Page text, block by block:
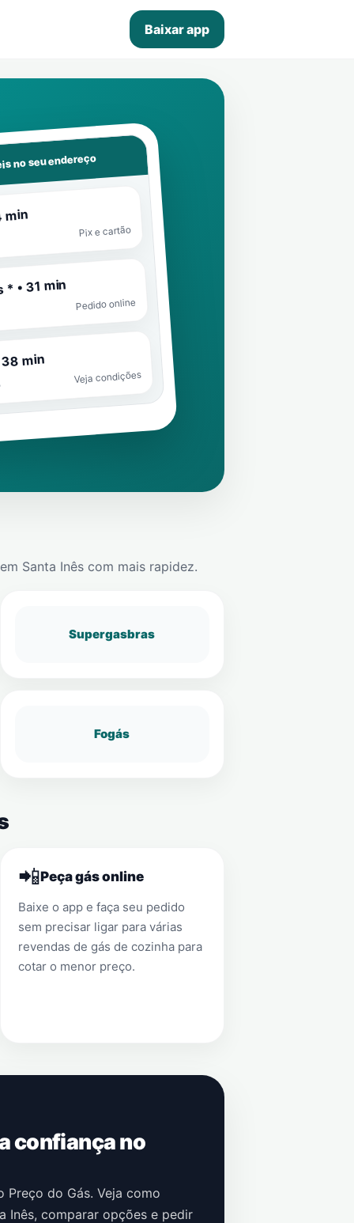
Baixar app
no seu endereço
min
Pix e cartão
• 31 min
Pedido online
min
Veja condições
Santa Inês com mais rapidez.
Supergasbras
Fogás
📲Peça gás online
Baixe o app e faça seu pedido
sem precisar ligar para várias
revendas de gás de cozinha para
cotar o menor preço.
confiança no
do Gás. Veja como
Inês, comparar opções e pedir